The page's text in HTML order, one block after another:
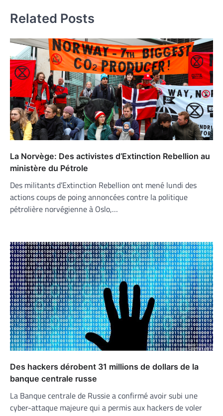
Related Posts
La Norvège: Des activistes d’Extinction Rebellion au
ministère du Pétrole
Des militants d’Extinction Rebellion ont mené lundi des
actions coups de poing annoncées contre la politique
pétrolière norvégienne à Oslo,…
Des hackers dérobent 31 millions de dollars de la
banque centrale russe
La Banque centrale de Russie a confirmé avoir subi une
cyber-attaque majeure qui a permis aux hackers de voler